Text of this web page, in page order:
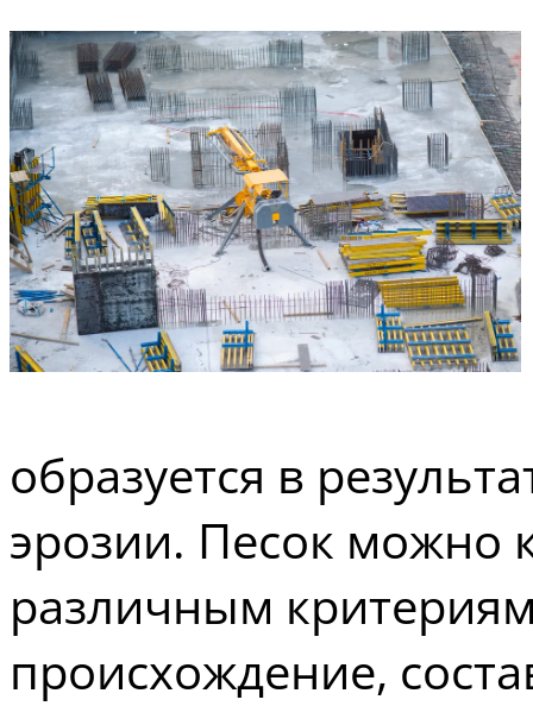
образуется в
эрозии. Песок можно
различным
происхождение,